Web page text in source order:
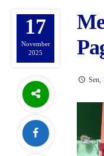
17
November
2025
Sen,